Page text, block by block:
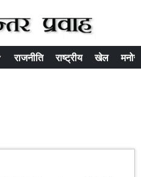
राजनीति राष्ट्रीय खेल